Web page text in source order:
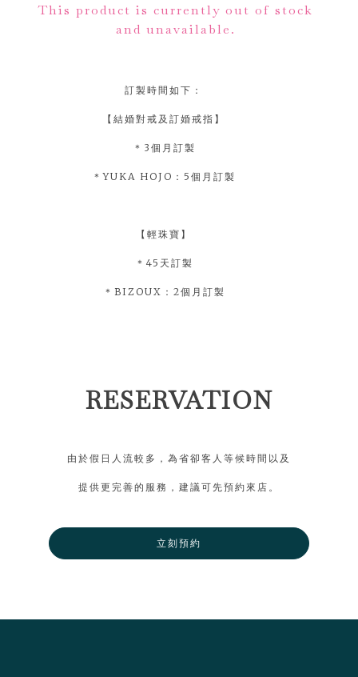
This product is currently out of stock
and unavailable.
訂製時間如下：
【結婚對戒及訂婚戒指】
＊3個月訂製
＊YUKA HOJO：5個月訂製
【輕珠寶】
＊45天訂製
＊BIZOUX：2個月訂製
RESERVATION
由於假日人流較多，為省卻客人等候時間以及
提供更完善的服務，建議可先預約來店。
立刻預約